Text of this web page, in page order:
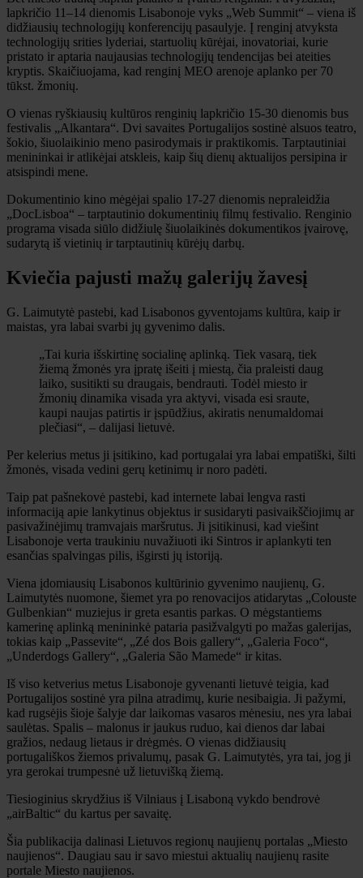
lapkričio 11–14 dienomis Lisabonoje vyks „Web Summit“ – viena iš
didžiausių technologijų konferencijų pasaulyje. Į renginį atvyksta
technologijų srities lyderiai, startuolių kūrėjai, inovatoriai, kurie
pristato ir aptaria naujausias technologijų tendencijas bei ateities
kryptis. Skaičiuojama, kad renginį MEO arenoje aplanko per 70
tūkst. žmonių.
O vienas ryškiausių kultūros renginių lapkričio 15-30 dienomis bus
festivalis „Alkantara“. Dvi savaites Portugalijos sostinė alsuos teatro,
šokio, šiuolaikinio meno pasirodymais ir praktikomis. Tarptautiniai
menininkai ir atlikėjai atskleis, kaip šių dienų aktualijos persipina ir
atsispindi mene.
Dokumentinio kino mėgėjai spalio 17-27 dienomis nepraleidžia
„DocLisboa“ – tarptautinio dokumentinių filmų festivalio. Renginio
programa visada siūlo didžiulę šiuolaikinės dokumentikos įvairovę,
sudarytą iš vietinių ir tarptautinių kūrėjų darbų.
Kviečia pajusti mažų galerijų žavesį
G. Laimutytė pastebi, kad Lisabonos gyventojams kultūra, kaip ir
maistas, yra labai svarbi jų gyvenimo dalis.
„Tai kuria išskirtinę socialinę aplinką. Tiek vasarą, tiek
žiemą žmonės yra įpratę išeiti į miestą, čia praleisti daug
laiko, susitikti su draugais, bendrauti. Todėl miesto ir
žmonių dinamika visada yra aktyvi, visada esi sraute,
kaupi naujas patirtis ir įspūdžius, akiratis nenumaldomai
plečiasi“, – dalijasi lietuvė.
Per kelerius metus ji įsitikino, kad portugalai yra labai empatiški, šilti
žmonės, visada vedini gerų ketinimų ir noro padėti.
Taip pat pašnekovė pastebi, kad internete labai lengva rasti
informaciją apie lankytinus objektus ir susidaryti pasivaikščiojimų ar
pasivažinėjimų tramvajais maršrutus. Ji įsitikinusi, kad viešint
Lisabonoje verta traukiniu nuvažiuoti iki Sintros ir aplankyti ten
esančias spalvingas pilis, išgirsti jų istoriją.
Viena įdomiausių Lisabonos kultūrinio gyvenimo naujienų, G.
Laimutytės nuomone, šiemet yra po renovacijos atidarytas „Colouste
Gulbenkian“ muziejus ir greta esantis parkas. O mėgstantiems
kamerinę aplinką menininkė pataria pasižvalgyti po mažas galerijas,
tokias kaip „Passevite“, „Zé dos Bois gallery“, „Galeria Foco“,
„Underdogs Gallery“, „Galeria São Mamede“ ir kitas.
Iš viso ketverius metus Lisabonoje gyvenanti lietuvė teigia, kad
Portugalijos sostinė yra pilna atradimų, kurie nesibaigia. Ji pažymi,
kad rugsėjis šioje šalyje dar laikomas vasaros mėnesiu, nes yra labai
saulėtas. Spalis – malonus ir jaukus ruduo, kai dienos dar labai
gražios, nedaug lietaus ir drėgmės. O vienas didžiausių
portugališkos žiemos privalumų, pasak G. Laimutytės, yra tai, jog ji
yra gerokai trumpesnė už lietuvišką žiemą.
Tiesioginius skrydžius iš Vilniaus į Lisaboną vykdo bendrovė
„airBaltic“ du kartus per savaitę.
Šia publikacija dalinasi Lietuvos regionų naujienų portalas „Miesto
naujienos“. Daugiau sau ir savo miestui aktualių naujienų rasite
portale Miesto naujienos.